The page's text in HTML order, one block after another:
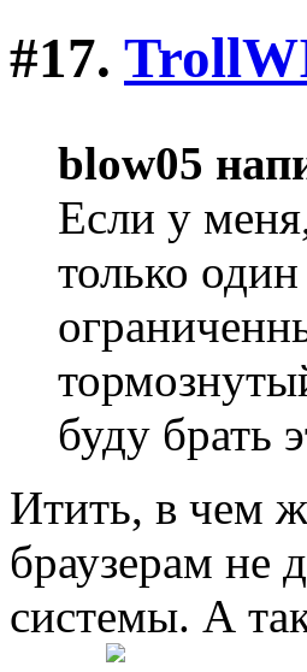
#17.
blow05
Если у
только
буду брать
Итить, в чем
браузерам не
системы. А